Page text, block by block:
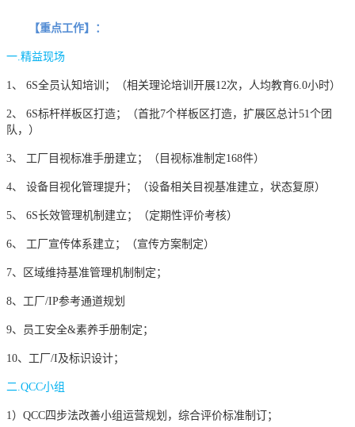
【重点工作】：
一.精益现场
1、 6S全员认知培训；（相关理论培训开展12次，人均教育6.0小时）
2、 6S标杆样板区打造；（首批7个样板区打造，扩展区总计51个团
队，）
3、 工厂目视标准手册建立；（目视标准制定168件）
4、 设备目视化管理提升；（设备相关目视基准建立，状态复原）
5、 6S长效管理机制建立；（定期性评价考核）
6、 工厂宣传体系建立；（宣传方案制定）
7、区域维持基准管理机制制定；
8、工厂/IP参考通道规划
9、员工安全&素养手册制定；
10、工厂/I及标识设计；
二.QCC小组
1）QCC四步法改善小组运营规划，综合评价标准制订；